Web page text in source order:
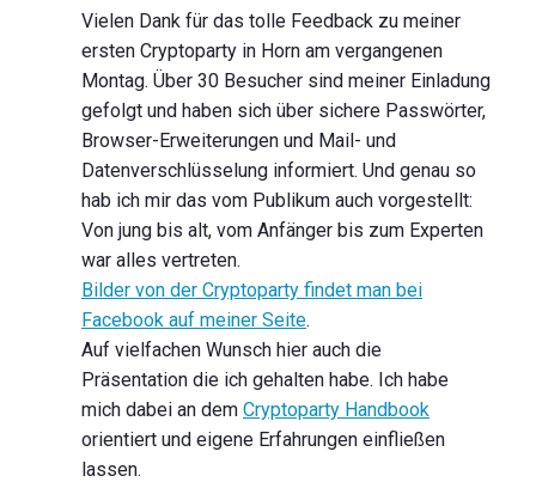
Vielen Dank für das tolle Feedback zu meiner
ersten Cryptoparty in Horn am vergangenen
Montag. Über 30 Besucher sind meiner Einladung
gefolgt und haben sich über sichere Passwörter,
Browser-Erweiterungen und Mail- und
Datenverschlüsselung informiert. Und genau so
hab ich mir das vom Publikum auch vorgestellt:
Von jung bis alt, vom Anfänger bis zum Experten
war alles vertreten.
Bilder von der Cryptoparty findet man bei
Facebook auf meiner Seite.
Auf vielfachen Wunsch hier auch die
Präsentation die ich gehalten habe. Ich habe
mich dabei an dem Cryptoparty Handbook
orientiert und eigene Erfahrungen einfließen
lassen.